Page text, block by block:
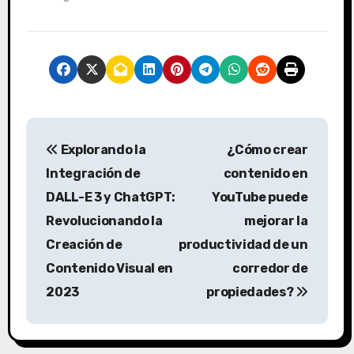
N
c
Explorando la
Integración de
DALL-E 3 y ChatGPT:
Revolucionando la
Creación de
Contenido Visual en
2023
¿Cómo crear
contenido en
YouTube puede
mejorar la
productividad de un
corredor de
propiedades?